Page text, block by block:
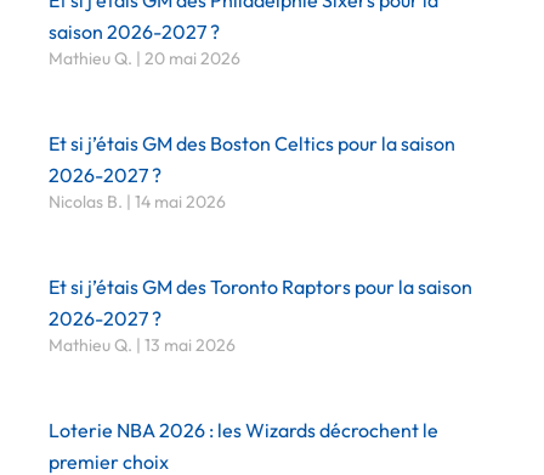
saison 2026-2027 ?
Mathieu Q. 20 mai 2026
Et si j’étais GM des Boston Celtics pour la saison
2026-2027 ?
Nicolas B. 14 mai 2026
Et si j’étais GM des Toronto Raptors pour la saison
2026-2027 ?
Mathieu Q. 13 mai 2026
Loterie NBA 2026 : les Wizards décrochent le
premier choix